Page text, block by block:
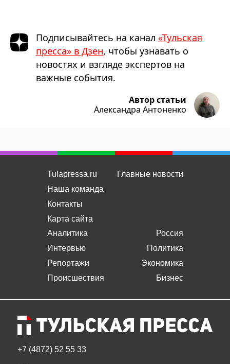
Подписывайтесь на канал «Тульская
пресса» в Дзен, чтобы узнавать о
новостях и взгляде экспертов на
важные события.
Автор статьи
Александра Антоненко
Tulapressa.ru
Наша команда
Контакты
Карта сайта
Главные новости
Аналитика
Интервью
Репортажи
Происшествия
Россия
Политика
Экономика
Бизнес
+7 (4872) 52 55 33